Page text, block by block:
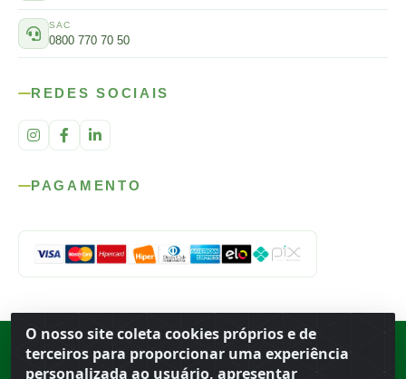
O nosso site coleta cookies próprios e de
terceiros para proporcionar uma experiência
personalizada ao usuário, apresentar
SAC
0800 770 70 50
REDES SOCIAIS
PAGAMENTO
Porto Ferreira ·BR
13.669-899· CNPJ 56.679.863/0001-91